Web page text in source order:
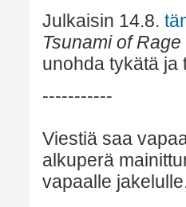
Julkaisin 14.8.
Tsunami of Rage
unohda tykätä ja
-----------
Viestiä saa
alkuperä
vapaalle